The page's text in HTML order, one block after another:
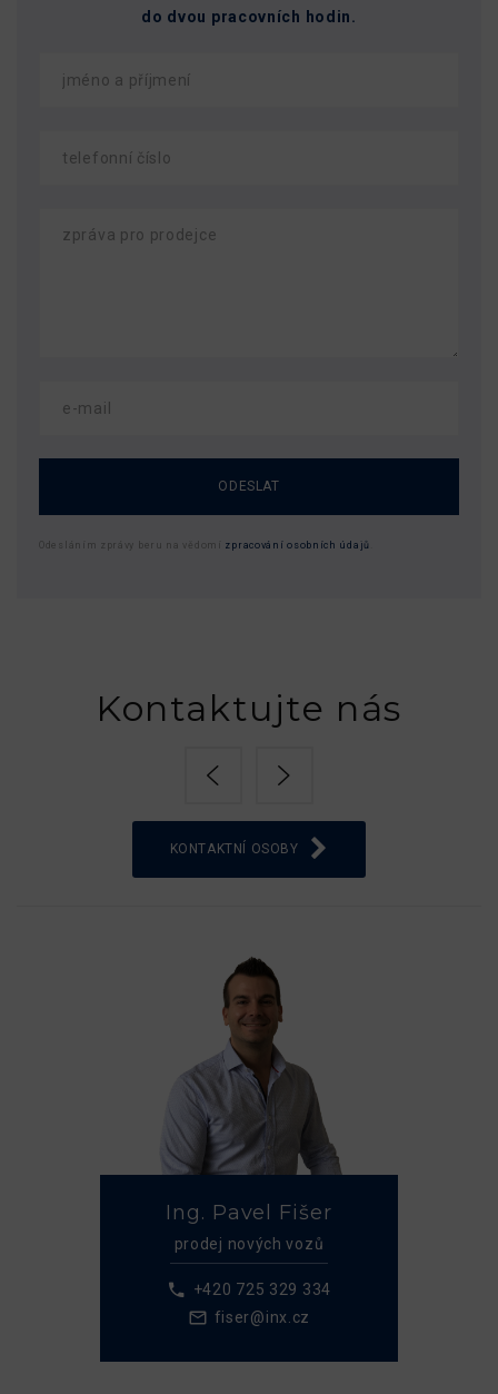
do dvou pracovních hodin.
ODESLAT
Odesláním zprávy beru na vědomí zpracování osobních údajů
Kontaktujte nás
KONTAKTNÍ OSOBY
Ing. Pavel Fišer
prodej nových vozů
+420 725 329 334
fiser@inx.cz